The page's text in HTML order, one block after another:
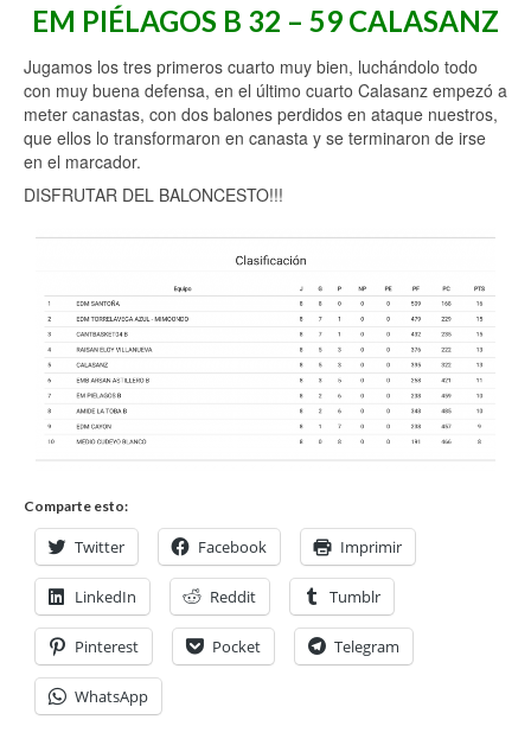
EM PIÉLAGOS B 32 – 59 CALASANZ
Jugamos los tres primeros cuarto muy bien, luchándolo todo
con muy buena defensa, en el último cuarto Calasanz empezó a
meter canastas, con dos balones perdidos en ataque nuestros,
que ellos lo transformaron en canasta y se terminaron de irse
en el marcador.
DISFRUTAR DEL BALONCESTO!!!
Comparte esto:
Twitter Facebook Imprimir
LinkedIn Reddit Tumblr
Pinterest Pocket Telegram
WhatsApp